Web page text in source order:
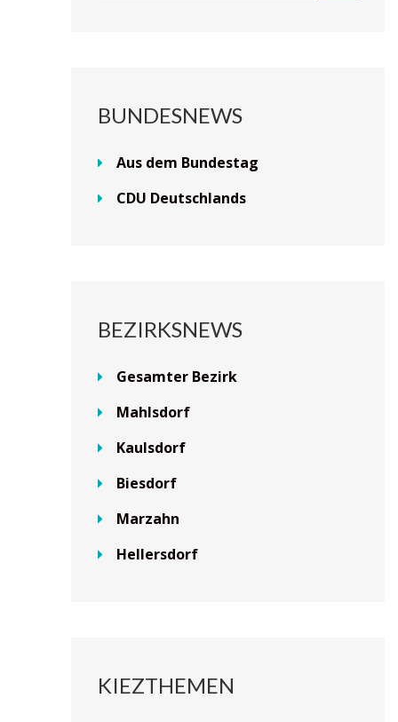
BUNDESNEWS
Aus dem Bundestag
CDU Deutschlands
BEZIRKSNEWS
Gesamter Bezirk
Mahlsdorf
Kaulsdorf
Biesdorf
Marzahn
Hellersdorf
KIEZTHEMEN